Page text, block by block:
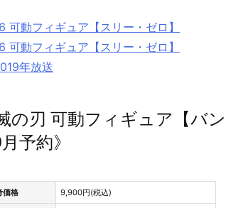
動フィギュア【スリー・ゼロ】
動フィギュア【スリー・ゼロ】
年放送
の刃 可動フィギュア【バン
予約》
価格 9,900円(税込)